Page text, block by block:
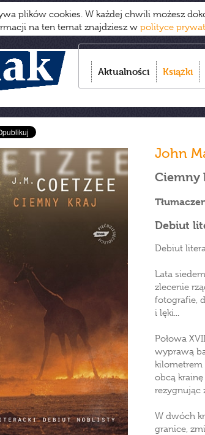
plików cookies. W każdej chwili możesz
na ten temat znajdziesz w polityce
Aktualności Książki
John
Ciemny
Debiut
Debiut
Lata
zlecenie
fotografie,
i lęki...
Połowa
wyprawą
kilometrem
obcą
rezygnując
W dwóch
granice,